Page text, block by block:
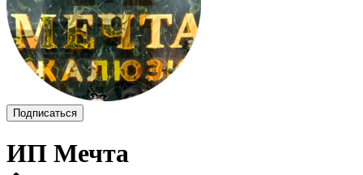
Подписаться
ИП Мечта